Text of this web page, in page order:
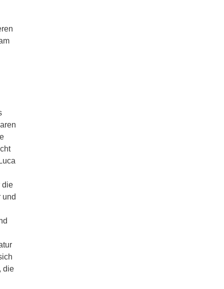
die
und
die